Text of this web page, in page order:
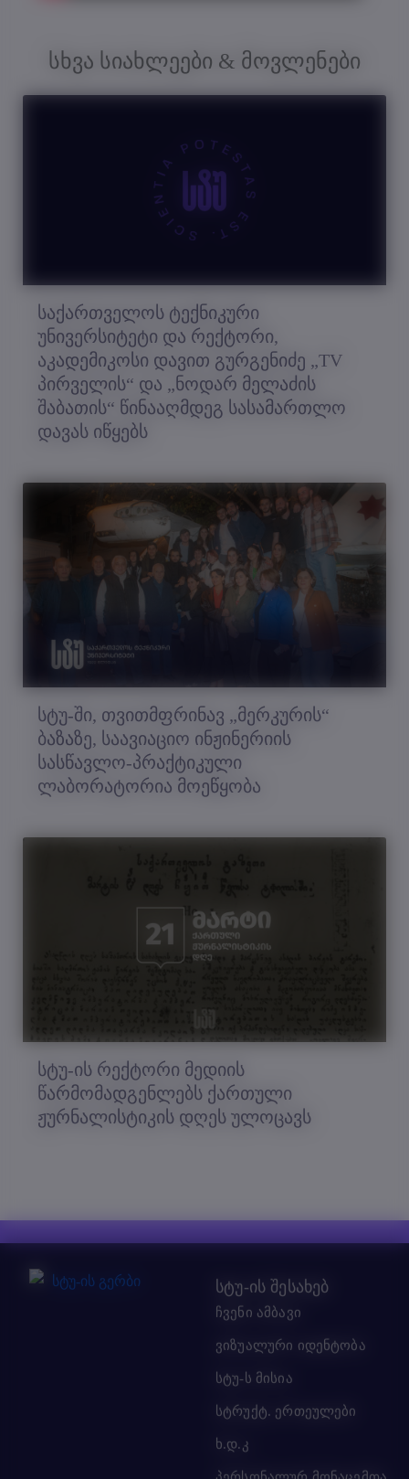
სხვა სიახლეები & მოვლენები
საქართველოს ტექნიკური
უნივერსიტეტი და რექტორი,
აკადემიკოსი დავით გურგენიძე „TV
პირველის“ და „ნოდარ მელაძის
შაბათის“ წინააღმდეგ სასამართლო
დავას იწყებს
სტუ-ში, თვითმფრინავ „მერკურის“
ბაზაზე, საავიაციო ინჟინერიის
სასწავლო-პრაქტიკული
ლაბორატორია მოეწყობა
სტუ-ის რექტორი მედიის
წარმომადგენლებს ქართული
ჟურნალისტიკის დღეს ულოცავს
სტუ-ის შესახებ
ჩვენი ამბავი
ვიზუალური იდენტობა
სტუ-ს მისია
სტრუქტ. ერთეულები
ხ.დ.კ